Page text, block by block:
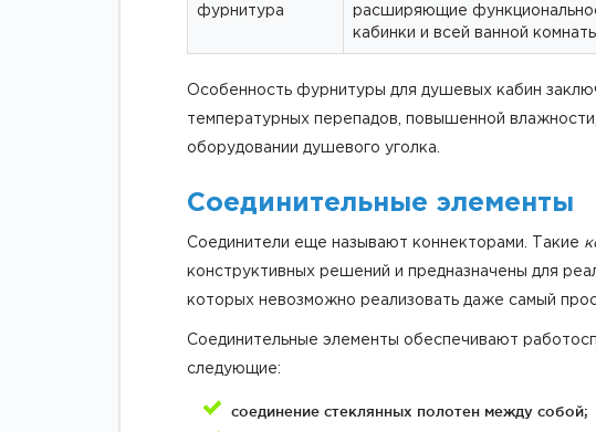
фурнитура
расширяющие
кабинки и всей ванной
Особенность фурнитуры для душевых кабин
температурных перепадов, повышенной
оборудовании душевого уголка.
Соединительные элементы
Соединители еще называют коннекторами. Такие
конструктивных решений и предназначены для
которых невозможно реализовать даже самый
Соединительные элементы обеспечивают
следующие:
соединение стеклянных полотен между собой;